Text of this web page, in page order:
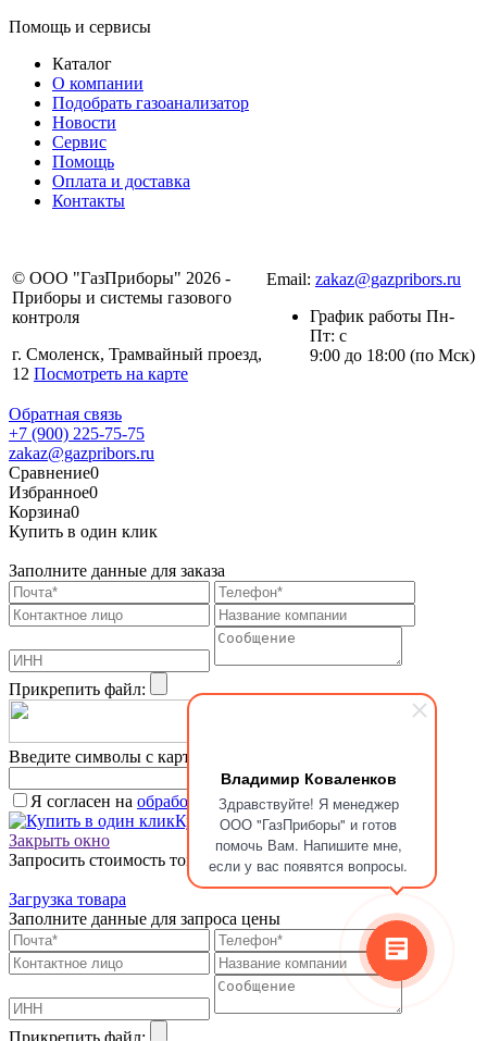
Владимир Коваленков
Здравствуйте! Я менеджер
ООО "ГазПриборы" и готов
помочь Вам. Напишите мне,
если у вас появятся вопросы.
Помощь и сервисы
Каталог
О компании
Подобрать газоанализатор
Новости
Сервис
Помощь
Оплата и доставка
Контакты
© ООО "ГазПриборы" 2026 -
Приборы и системы газового
контроля
г. Смоленск, Трамвайный проезд,
12 Посмотреть на карте
Email: zakaz@gazpribors.ru
График работы Пн-
Пт: с
9:00 до 18:00 (по Мск)
Обратная связь
+7 (900) 225-75-75
zakaz@gazpribors.ru
Сравнение0
Избранное0
Корзина0
Купить в один клик
Заполните данные для заказа
Прикрепить файл:
Введите символы с картинки
Я согласен на обработку персональных данных.*
Купить в один клик
Закрыть окно
Запросить стоимость товара
Загрузка товара
Заполните данные для запроса цены
Прикрепить файл: